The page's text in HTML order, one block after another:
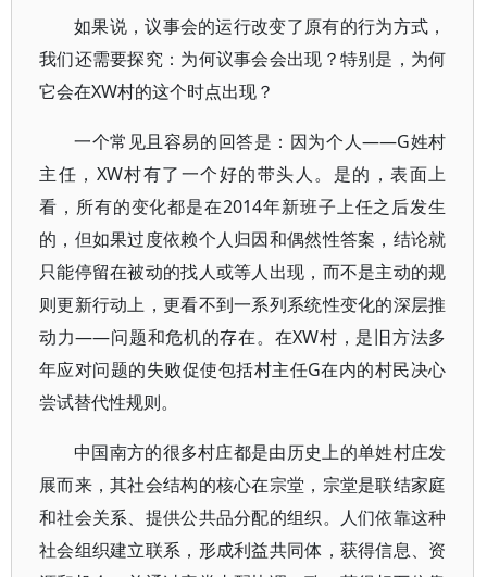
如果说，议事会的运行改变了原有的行为方式，
我们还需要探究：为何议事会会出现？特别是，为何
它会在XW村的这个时点出现？
一个常见且容易的回答是：因为个人——G姓村
主任，XW村有了一个好的带头人。是的，表面上
看，所有的变化都是在2014年新班子上任之后发生
的，但如果过度依赖个人归因和偶然性答案，结论就
只能停留在被动的找人或等人出现，而不是主动的规
则更新行动上，更看不到一系列系统性变化的深层推
动力——问题和危机的存在。在XW村，是旧方法多
年应对问题的失败促使包括村主任G在内的村民决心
尝试替代性规则。
中国南方的很多村庄都是由历史上的单姓村庄发
展而来，其社会结构的核心在宗堂，宗堂是联结家庭
和社会关系、提供公共品分配的组织。人们依靠这种
社会组织建立联系，形成利益共同体，获得信息、资